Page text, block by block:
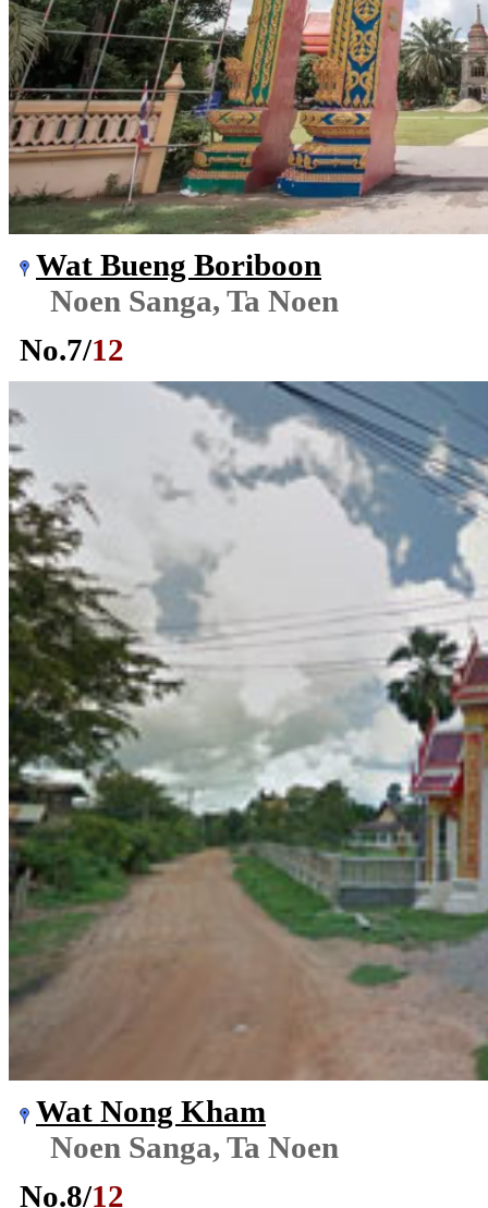
Wat Bueng Boriboon
Noen Sanga, Ta Noen
No.7/12
Wat Nong Kham
Noen Sanga, Ta Noen
No.8/12